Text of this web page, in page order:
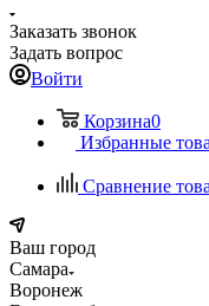
Заказать звонок
Задать вопрос
Войти
Корзина0
Избранные
Сравнение
Ваш город
Самара
Воронеж